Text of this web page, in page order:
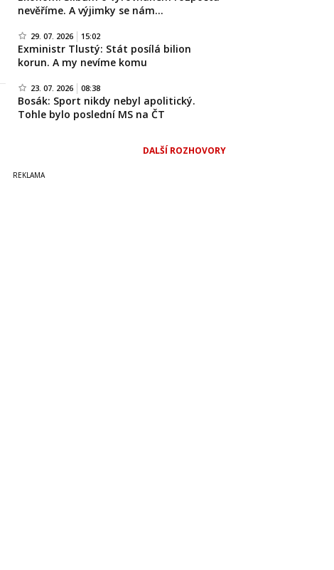
nevěříme. A výjimky se nám…
29. 07. 2026 15:02
Exministr Tlustý: Stát posílá bilion
korun. A my nevíme komu
23. 07. 2026 08:38
Bosák: Sport nikdy nebyl apolitický.
Tohle bylo poslední MS na ČT
DALŠÍ ROZHOVORY